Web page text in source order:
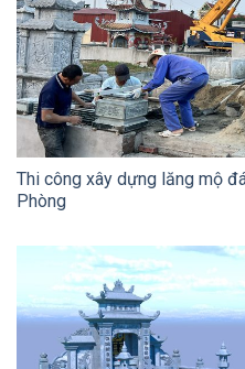
Thi công xây dựng lăng mộ
Phòng